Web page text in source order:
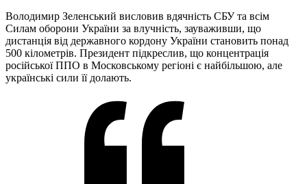
Володимир Зеленський висловив вдячність СБУ та всім
Силам оборони України за влучність, зауваживши, що
дистанція від державного кордону України становить понад
500 кілометрів. Президент підкреслив, що концентрація
російської ППО в Московському регіоні є найбільшою, але
українські сили її долають.